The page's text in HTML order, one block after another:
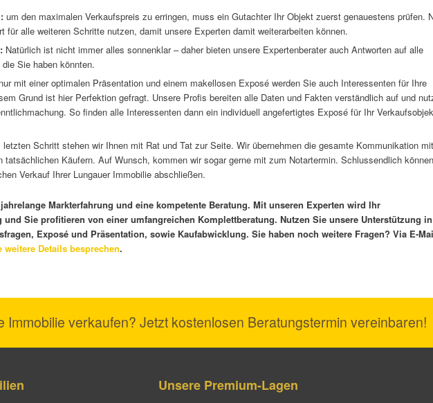
um den maximalen Verkaufspreis zu erringen, muss ein Gutachter Ihr Objekt zuerst genauestens prüfen.
für alle weiteren Schritte nutzen, damit unsere Experten damit weiterarbeiten können.
Natürlich ist nicht immer alles sonnenklar – daher bieten unsere Expertenberater auch Antworten auf alle
Sie haben könnten.
mit einer optimalen Präsentation und einem makellosen Exposé werden Sie auch Interessenten für Ihre
Grund ist hier Perfektion gefragt. Unsere Profis bereiten alle Daten und Fakten verständlich auf und
So finden alle Interessenten dann ein individuell angefertigtes Exposé für Ihr
letzten Schritt stehen wir Ihnen mit Rat und Tat zur Seite. Wir übernehmen die gesamte Kommunikation mit
tatsächlichen Käufern. Auf Wunsch, kommen wir sogar gerne mit zum Notartermin. Schlussendlich können
Verkauf Ihrer Lungauer Immobilie abschließen.
Markterfahrung und eine kompetente Beratung. Mit unseren Experten wird Ihr
Sie profitieren von einer umfangreichen Komplettberatung. Nutzen Sie unsere Unterstützung in
Exposé und Präsentation, sowie Kaufabwicklung. Sie haben noch weitere Fragen? Via E-
weitere Details besprechen.
Immobilie verkaufen? Jetzt kostenlosen Beratungstermin vereinbaren!
Unsere Premium-Lagen